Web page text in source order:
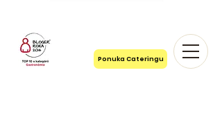
Ponuka Cateringu